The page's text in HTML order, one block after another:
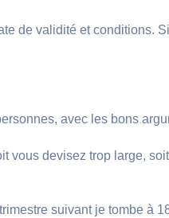
de validité et conditions.
avec les bons
vous devisez trop large,
suivant je tombe à